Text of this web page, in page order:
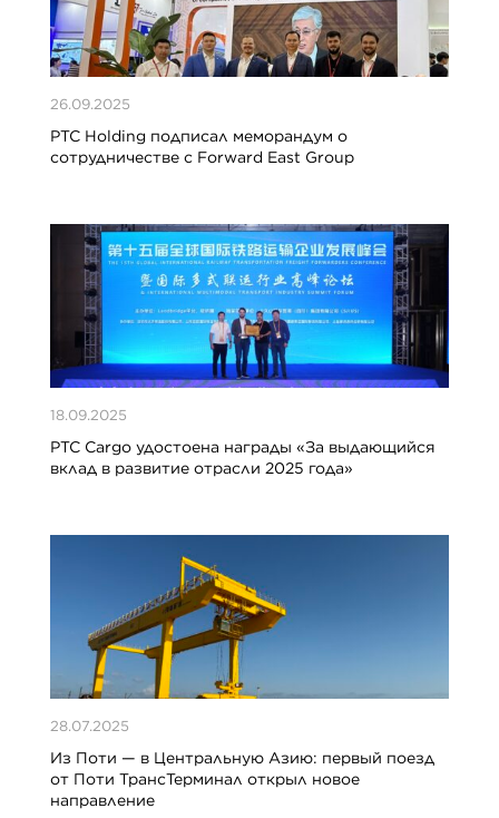
26.09.2025
PTC Holding подписал меморандум о
сотрудничестве с Forward East Group
18.09.2025
PTC Cargo удостоена награды «За выдающийся
вклад в развитие отрасли 2025 года»
28.07.2025
Из Поти — в Центральную Азию: первый поезд
от Поти ТрансТерминал открыл новое
направление